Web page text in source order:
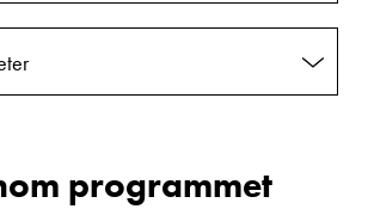
programmet